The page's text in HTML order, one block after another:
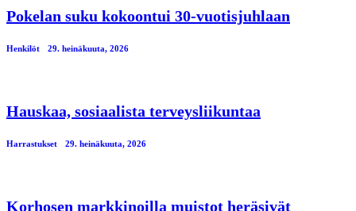
Pokelan suku kokoontui 30-vuotisjuhlaan
Henkilöt 29. heinäkuuta, 2026
Hauskaa, sosiaalista terveysliikuntaa
Harrastukset 29. heinäkuuta, 2026
Korhosen markkinoilla muistot heräsivät